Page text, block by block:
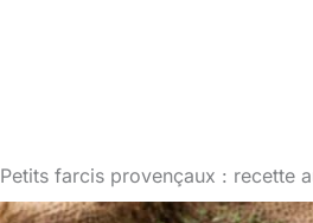
Petits farcis provençaux : recette